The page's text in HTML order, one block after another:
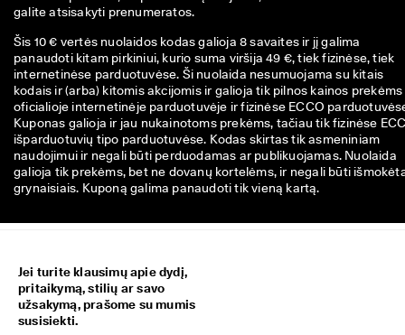
galite atsisakyti prenumeratos.
Šis 10 € vertės nuolaidos kodas galioja 8 savaites ir jį galima
panaudoti kitam pirkiniui, kurio suma viršija 49 €, tiek fizinėse, tiek
internetinėse parduotuvėse. Ši nuolaida nesumuojama su kitais
kodais ir (arba) kitomis akcijomis ir galioja tik pilnos kainos prekėms
oficialioje internetinėje parduotuvėje ir fizinėse ECCO
Kuponas galioja ir jau nukainotoms prekėms, tačiau tik fizinėse
išparduotuvių tipo parduotuvėse. Kodas skirtas tik asmeniniam
naudojimui ir negali būti perduodamas ar publikuojamas. Nuolaida
galioja tik prekėms, bet ne dovanų kortelėms, ir negali būti
grynaisiais. Kuponą galima panaudoti tik vieną kartą.
Jei turite klausimų apie dydį,
pritaikymą, stilių ar savo
užsakymą, prašome su mumis
susisiekti.